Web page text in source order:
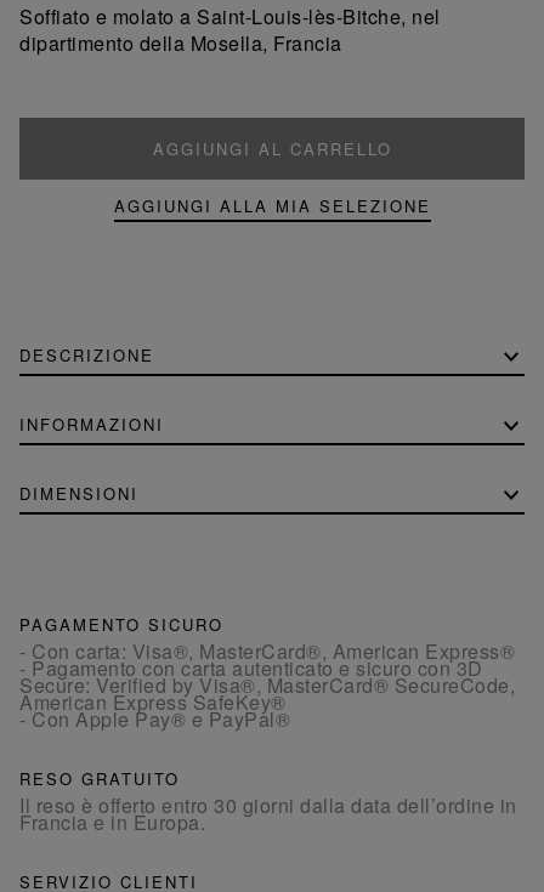
Soffiato e molato a Saint-Louis-lès-Bitche, nel
dipartimento della Mosella, Francia
AGGIUNGI AL CARRELLO
AGGIUNGI ALLA MIA SELEZIONE
DESCRIZIONE
INFORMAZIONI
DIMENSIONI
PAGAMENTO SICURO
- Con carta: Visa®, MasterCard®, American Express®
- Pagamento con carta autenticato e sicuro con 3D
Secure: Verified by Visa®, MasterCard® SecureCode,
American Express SafeKey®
- Con Apple Pay® e PayPal®
RESO GRATUITO
Il reso è offerto entro 30 giorni dalla data dell’ordine in
Francia e in Europa.
SERVIZIO CLIENTI